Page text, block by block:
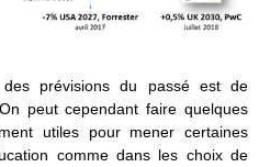
prévisions du passé est de
peut cependant faire quelques
utiles pour mener certaines
comme dans les choix de